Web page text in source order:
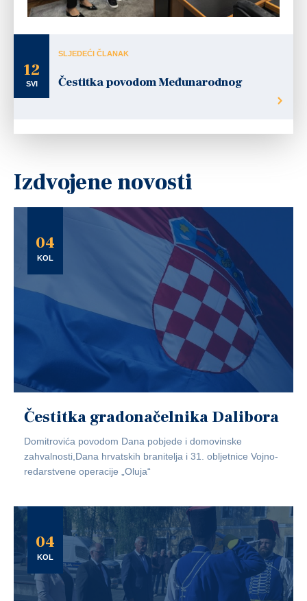
12
SVI
SLJEDEĆI ČLANAK
Čestitka povodom Međunarodnog
Izdvojene novosti
04
KOL
Čestitka gradonačelnika Dalibora
Domitrovića povodom Dana pobjede i domovinske
zahvalnosti,Dana hrvatskih branitelja i 31. obljetnice Vojno-
redarstvene operacije „Oluja“
04
KOL